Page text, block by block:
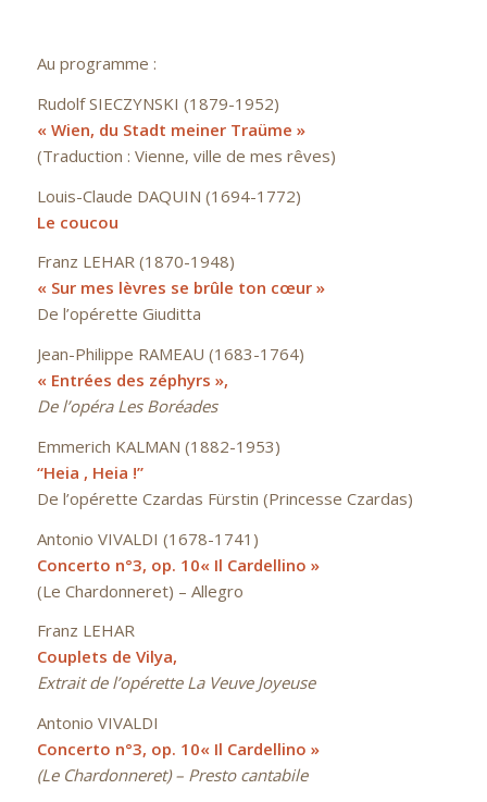
Au programme :
Rudolf SIECZYNSKI (1879-1952)
« Wien, du Stadt meiner Traüme »
(Traduction : Vienne, ville de mes rêves)
Louis-Claude DAQUIN (1694-1772)
Le coucou
Franz LEHAR (1870-1948)
« Sur mes lèvres se brûle ton cœur »
De l’opérette Giuditta
Jean-Philippe RAMEAU (1683-1764)
« Entrées des zéphyrs »,
De l’opéra Les Boréades
Emmerich KALMAN (1882-1953)
“Heia , Heia !”
De l’opérette Czardas Fürstin (Princesse Czardas)
Antonio VIVALDI (1678-1741)
Concerto n°3, op. 10« Il Cardellino »
(Le Chardonneret) – Allegro
Franz LEHAR
Couplets de Vilya,
Extrait de l’opérette La Veuve Joyeuse
Antonio VIVALDI
Concerto n°3, op. 10« Il Cardellino »
(Le Chardonneret) – Presto cantabile